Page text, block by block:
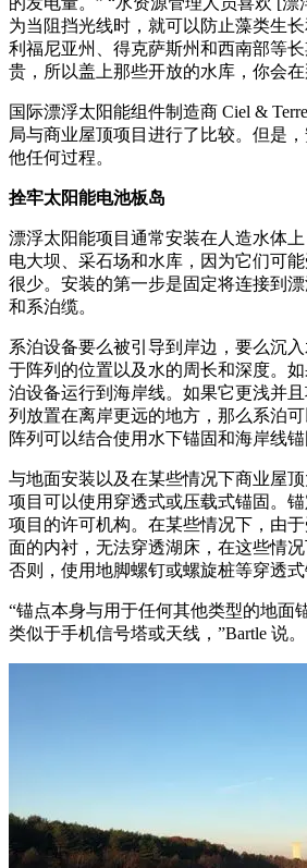
为当阻挡光线时，就可以防止藻类生
利福尼亚州、得克萨斯州和西南部等
贵，所以盖上那些开放的水库，你会
国际漂浮太阳能组件制造商 Ciel &
局与商业屋顶项目进行了比较。但是
他任何过程。
拴牢太阳能电池板岛
漂浮太阳能项目通常安装在人造水体
电大坝、采石场和水库，因为它们可
很少。安装的第一步是固定将连接到
和系泊缆。
系泊设备要么被引导到岸边，要么沉
于阵列的位置以及水的周长和深度。
泊设备运行到海岸线。如果它更浅并
列放置在离岸更远的地方，那么系泊
阵列可以结合使用水下锚固和海岸线锚
与地面安装以及在某些情况下商业屋
项目可以使用穿透式或压载式锚固。
项目的许可机构。在某些情况下，由
面的内衬，无法穿透湖床，在这些情况
否则，使用地脚螺钉或螺旋桩等穿透式
“锚点本身与用于任何其他类型的地面
类似于手机信号塔或天线，”Bartle 说。